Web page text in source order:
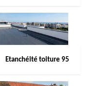
Etanchéité toiture 95